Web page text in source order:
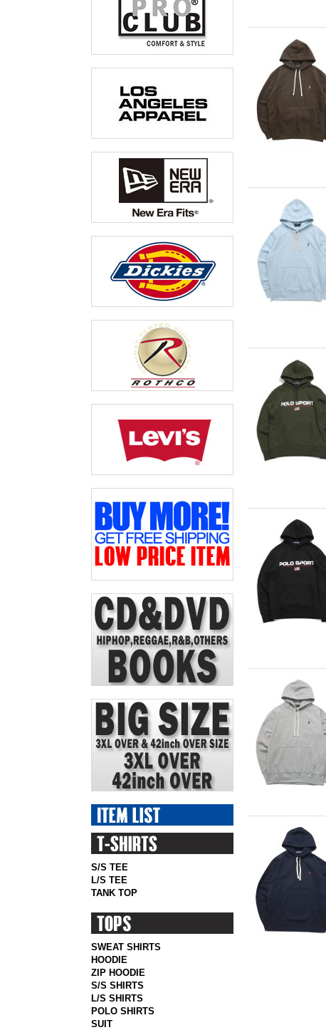
S/S TEE
L/S TEE
TANK TOP
SWEAT SHIRTS
HOODIE
ZIP HOODIE
S/S SHIRTS
L/S SHIRTS
POLO SHIRTS
SUIT